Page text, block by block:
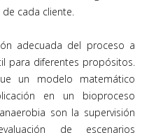
cada cliente.
adecuada del proceso a
para diferentes propósitos.
un modelo matemático
en un bioproceso
son la supervisión
de escenarios